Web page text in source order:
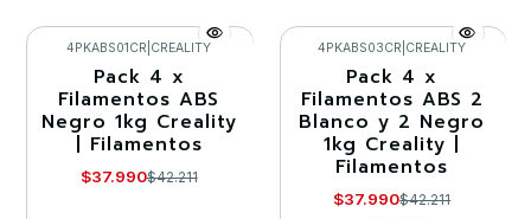
Agotado
4PKABS01CR CREALITY
Pack 4 x
Filamentos ABS
Negro 1kg Creality
| Filamentos
$37.990$42.211
Agotado
4PKABS03CR CREALITY
Pack 4 x
Filamentos ABS 2
Blanco y 2 Negro
1kg Creality |
Filamentos
$37.990$42.211